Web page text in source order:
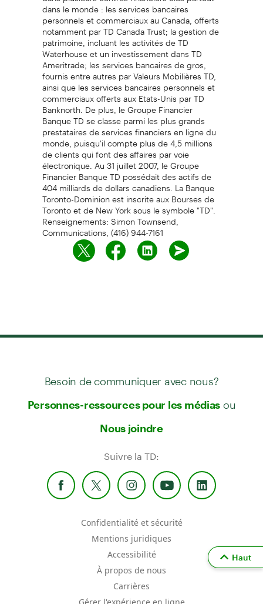
dans le monde : les services bancaires
personnels et commerciaux au Canada, offerts
notamment par TD Canada Trust; la gestion de
patrimoine, incluant les activités de TD
Waterhouse et un investissement dans TD
Ameritrade; les services bancaires de gros,
fournis entre autres par Valeurs Mobilières TD,
ainsi que les services bancaires personnels et
commerciaux offerts aux Etats-Unis par TD
Banknorth. De plus, le Groupe Financier
Banque TD se classe parmi les plus grands
prestataires de services financiers en ligne du
monde, puisqu'il compte plus de 4,5 millions
de clients qui font des affaires par voie
électronique. Au 31 juillet 2007, le Groupe
Financier Banque TD possédait des actifs de
404 milliards de dollars canadiens. La Banque
Toronto-Dominion est inscrite aux Bourses de
Toronto et de New York sous le symbole "TD".
Renseignements: Simon Townsend,
Communications, (416) 944-7161
Besoin de communiquer avec nous?
Personnes-ressources pour les médias ou
Nous joindre
Suivre la TD:
Confidentialité et sécurité
Mentions juridiques
Accessibilité
À propos de nous
Carrières
Haut